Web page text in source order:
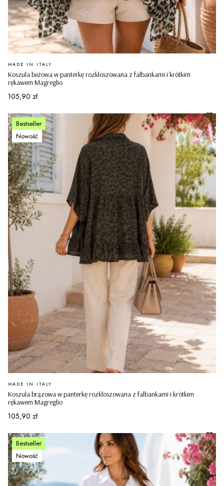
Koszula beżowa w panterkę rozkloszowana z falbankami i krótkim
rękawem Magreglio
PRODUCENT
MADE IN ITALY
Cena
105,90 zł
Bestseller
Nowość
Koszula brązowa w panterkę rozkloszowana z falbankami i krótkim
rękawem Magreglio
PRODUCENT
MADE IN ITALY
Cena
105,90 zł
Bestseller
Nowość